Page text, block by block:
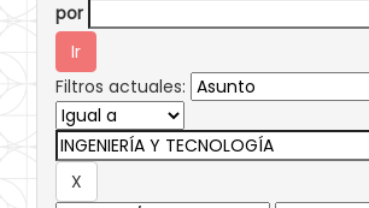
por
Filtros actuales: